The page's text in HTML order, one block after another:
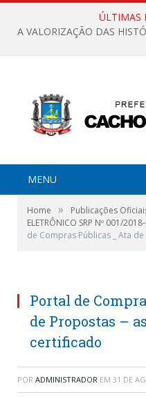
ÚLTIMAS
MENU
Home » Publicações
ELETRÔNICO SRP Nº 001/
de Compras Públicas _ Ata
Portal de
de Propostas –
certificado
POR ADMINISTRADOR EM 31 DE